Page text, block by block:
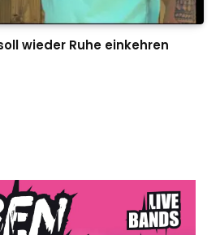
wieder Ruhe einkehren